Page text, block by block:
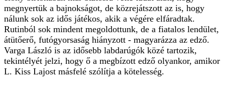
megnyertük a bajnokságot, de közrejátszott az is, hogy
nálunk sok az idős játékos, akik a végére elfáradtak.
Rutinból sok mindent megoldottunk, de a fiatalos lendület,
átütőerő, futógyorsaság hiányzott - magyarázza az edző.
Varga László is az idősebb labdarúgók közé tartozik,
tekintélyét jelzi, hogy ő a megbízott edző olyankor, amikor
L. Kiss Lajost másfelé szólítja a kötelesség.